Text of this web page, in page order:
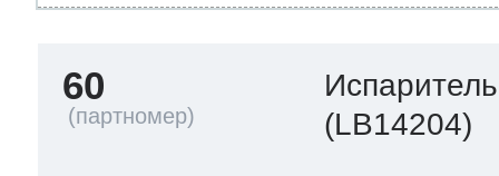
60
Испаритель
(LB14204)